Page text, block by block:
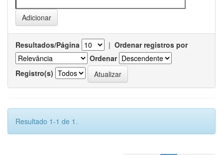
Resultados/Página | Ordenar registros por
Ordenar
Registro(s)
Resultado 1-1 de 1.